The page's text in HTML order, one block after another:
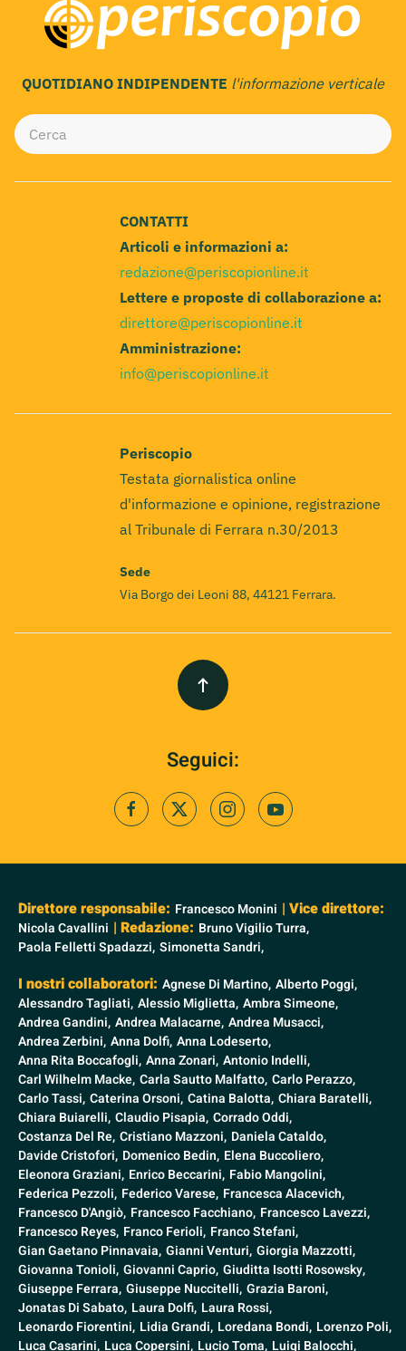
QUOTIDIANO INDIPENDENTE l'informazione verticale
CONTATTI
Articoli e informazioni a:
redazione@periscopionline.it
Lettere e proposte di collaborazione a:
direttore@periscopionline.it
Amministrazione:
info@periscopionline.it
Periscopio
Testata giornalistica online
d'informazione e opinione, registrazione
al Tribunale di Ferrara n.30/2013
Sede
Via Borgo dei Leoni 88, 44121 Ferrara.
Seguici:
Direttore responsabile: Francesco Monini | Vice direttore:
Nicola Cavallini | Redazione: Bruno Vigilio Turra,
Paola Felletti Spadazzi, Simonetta Sandri,
I nostri collaboratori: Agnese Di Martino, Alberto Poggi,
Alessandro Tagliati, Alessio Miglietta, Ambra Simeone,
Andrea Gandini, Andrea Malacarne, Andrea Musacci,
Andrea Zerbini, Anna Dolfi, Anna Lodeserto,
Anna Rita Boccafogli, Anna Zonari, Antonio Indelli,
Carl Wilhelm Macke, Carla Sautto Malfatto, Carlo Perazzo,
Carlo Tassi, Caterina Orsoni, Catina Balotta, Chiara Baratelli,
Chiara Buiarelli, Claudio Pisapia, Corrado Oddi,
Costanza Del Re, Cristiano Mazzoni, Daniela Cataldo,
Davide Cristofori, Domenico Bedin, Elena Buccoliero,
Eleonora Graziani, Enrico Beccarini, Fabio Mangolini,
Federica Pezzoli, Federico Varese, Francesca Alacevich,
Francesco D'Angiò, Francesco Facchiano, Francesco Lavezzi,
Francesco Reyes, Franco Ferioli, Franco Stefani,
Gian Gaetano Pinnavaia, Gianni Venturi, Giorgia Mazzotti,
Giovanna Tonioli, Giovanni Caprio, Giuditta Isotti Rosowsky,
Giuseppe Ferrara, Giuseppe Nuccitelli, Grazia Baroni,
Jonatas Di Sabato, Laura Dolfi, Laura Rossi,
Leonardo Fiorentini, Lidia Grandi, Loredana Bondi, Lorenzo Poli,
Luca Casarini, Luca Copersini, Lucio Toma, Luigi Balocchi,